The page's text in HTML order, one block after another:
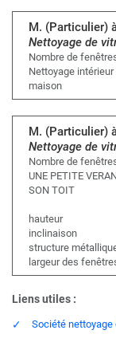
M. (Particulier)
Nettoyage de
Nombre de
Nettoyage
maison
M. (Particulier)
Nettoyage de
Nombre de
UNE PETITE
SON TOIT
hauteur
inclinaison
structure
largeur des
Liens utiles :
Société nettoyage